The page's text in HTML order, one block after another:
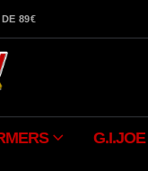
89€
G.I.JOE